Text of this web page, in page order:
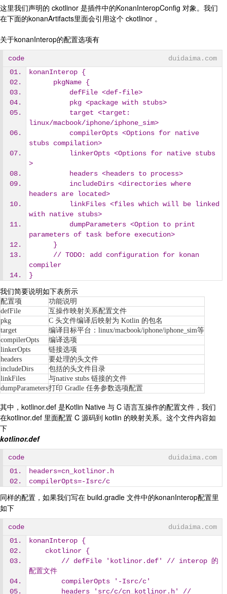
这里我们声明的 ckotlinor 是插件中的KonanInteropConfig 对象。我们
在下面的konanArtifacts里面会引用这个 ckotlinor 。
关于konanInterop的配置选项有
code
duidaima.com
konanInterop {
      pkgName {
          defFile <def-file>
          pkg <package with stubs>
linux/macbook/iphone/iphone_sim>
stubs compilation>
>
          headers <headers to process>
headers are located>
with native stubs>
parameters of task before execution>
      }
compiler
}
我们简要说明如下表所示
配置项
功能说明
defFile
互操作映射关系配置文件
pkg
C 头文件编译后映射为 Kotlin 的包名
target
编译目标平台：linux/macbook/iphone/iphone_sim等
compilerOpts
编译选项
linkerOpts
链接选项
headers
要处理的头文件
includeDirs
包括的头文件目录
linkFiles
与native stubs 链接的文件
dumpParameters打印 Gradle 任务参数选项配置
其中，kotlinor.def 是Kotlin Native 与 C 语言互操作的配置文件，我们
在kotlinor.def 里面配置 C 源码到 kotlin 的映射关系。这个文件内容如
下
kotlinor.def
code
duidaima.com
headers=cn_kotlinor.h
compilerOpts=-Isrc/c
同样的配置，如果我们写在 build.gradle 文件中的konanInterop配置里
如下
code
duidaima.com
konanInterop {
    ckotlinor {
配置文件
        compilerOpts '-Isrc/c'